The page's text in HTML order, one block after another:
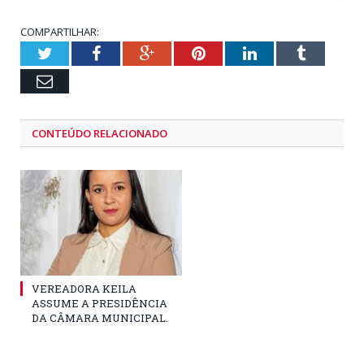
COMPARTILHAR:
TwitterFacebookGoogle+PinterestLinkedInTumblr
Email
CONTEÚDO RELACIONADO
VEREADORA KEILA
ASSUME A PRESIDÊNCIA
DA CÂMARA MUNICIPAL.